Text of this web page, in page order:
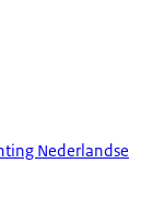
Nederlandse